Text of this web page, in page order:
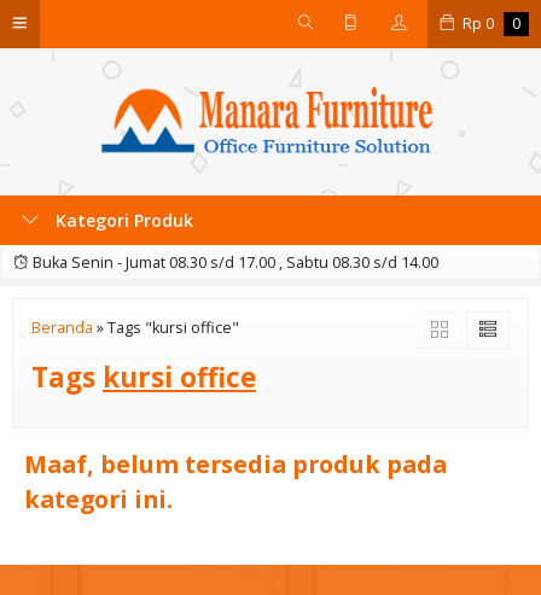
Rp 0 0
Kategori Produk
Buka Senin - Jumat 08.30 s/d 17.00 , Sabtu 08.30 s/d 14.00
Beranda »Tags "kursi office"
Tags kursi office
Maaf, belum tersedia produk pada
kategori ini.